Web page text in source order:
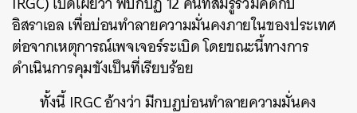
อิสราเอล เพื่อบ่อนทำลายความมั่นคงภายในของประเทศ
ต่อจากเหตุการณ์เพจเจอร์ระเบิด โดยขณะนี้ทางการ
ดำเนินการคุมขังเป็นที่เรียบร้อย
ทั้งนี้ IRGC อ้างว่า มีกบฏบ่อนทำลายความมั่นคง